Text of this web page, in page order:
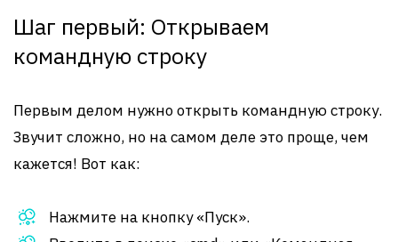
Шаг первый: Открываем
командную строку
Первым делом нужно открыть командную строку.
Звучит сложно, но на самом деле это проще, чем
кажется! Вот как:
Нажмите на кнопку «Пуск».